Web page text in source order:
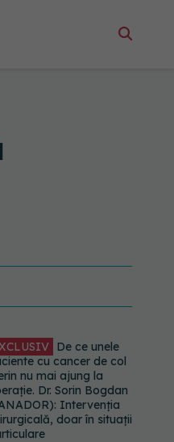
De ce unele
cu cancer de col
nu mai ajung la
Dr. Sorin Bogdan
Intervenția
doar în situații